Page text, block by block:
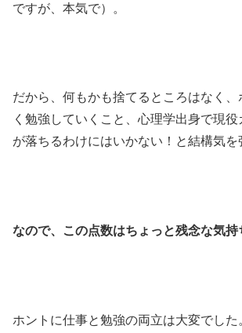
ですが、本気で）。
だから、何もかも捨てるところはなく
く勉強していくこと、心理学出身で現
が落ちるわけにはいかない！と結構気を
なので、この点数はちょっと残念な気持
ホントに仕事と勉強の両立は大変でした